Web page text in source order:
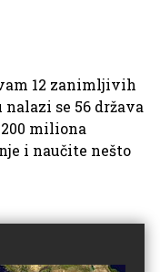
12 zanimljivih
se 56 država
miliona
i naučite nešto